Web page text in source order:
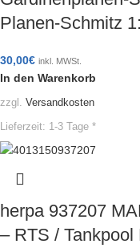
Planen-Schmitz
30,00€ inkl. MWSt.
In den Warenkorb
zzgl. Versandkosten
Lieferzeit: 1-3 Tage *
herpa 937207
– RTS /